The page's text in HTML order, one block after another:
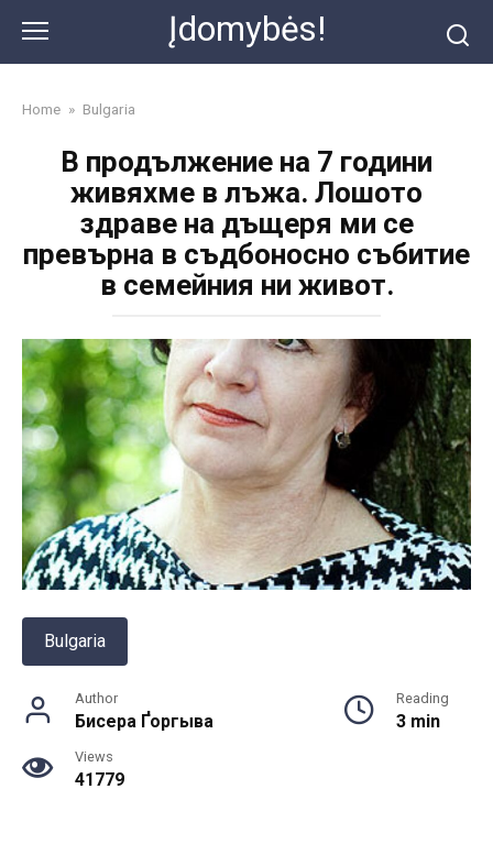
content
Įdomybės!
Home » Bulgaria
В продължение на 7 години
живяхме в лъжа. Лошото
здраве на дъщеря ми се
превърна в съдбоносно събитие
в семейния ни живот.
Bulgaria
Author
Бисера Ґоргыва
Reading
3 min
Views
41779